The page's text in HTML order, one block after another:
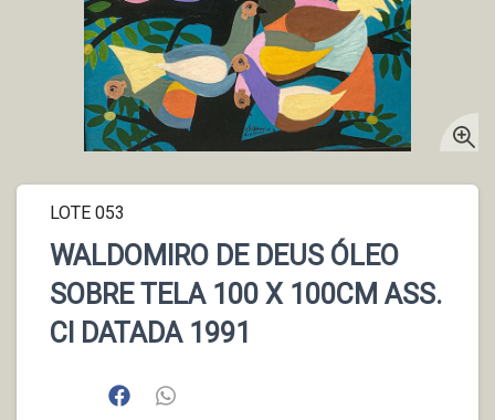
LOTE 053
WALDOMIRO DE DEUS ÓLEO
SOBRE TELA 100 X 100CM ASS.
CI DATADA 1991